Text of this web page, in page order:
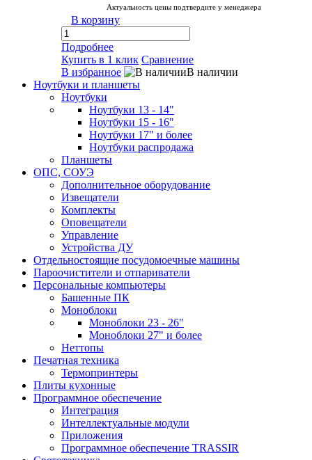
Актуальность цены подтвердите у менеджера
В корзину
Подробнее
Купить в 1 клик Сравнение
В избранное
В наличии
Ноутбуки и планшеты
Ноутбуки
Ноутбуки 13 - 14"
Ноутбуки 15 - 16"
Ноутбуки 17" и более
Ноутбуки распродажа
Планшеты
ОПС, СОУЭ
Дополнительное оборудование
Извещатели
Комплекты
Оповещатели
Управление
Устройства ДУ
Отдельностоящие посудомоечные машины
Пароочистители и отпариватели
Персональные компьютеры
Башенные ПК
Моноблоки
Моноблоки 23 - 26"
Моноблоки 27" и более
Неттопы
Печатная техника
Термопринтеры
Плиты кухонные
Программное обеспечение
Интеграция
Интеллектуальные модули
Приложения
Программное обеспечение TRASSIR